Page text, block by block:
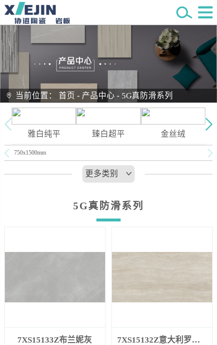
当前位置： 首页 - 产品中心 - 5G真防滑系列
雅白纯平 臻白超平 金丝绒
750x1500mm
更多类别
5G真防滑系列
7XS15133Z布兰妮灰 7XS15132Z意大利罗马洞石